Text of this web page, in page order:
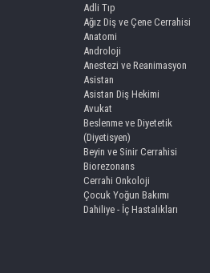
Adli Tıp
Ağız Diş ve Çene Cerrahisi
Anatomi
Androloji
Anestezi ve Reanimasyon
Asistan
Asistan Diş Hekimi
Avukat
Beslenme ve Diyetetik
(Diyetisyen)
Beyin ve Sinir Cerrahisi
Biorezonans
Cerrahi Onkoloji
Çocuk Yoğun Bakımı
Dahiliye - İç Hastalıkları